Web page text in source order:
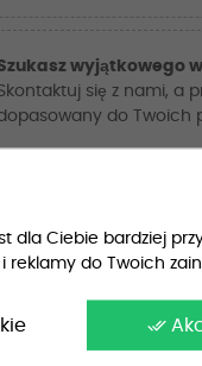
wyjątkowego
się z nami, a
do Twoich
dla Ciebie bardziej
reklamy do Twoich
done_all